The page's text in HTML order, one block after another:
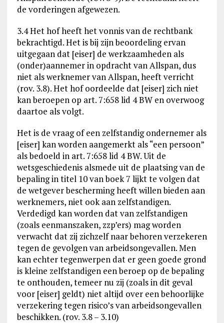
de vorderingen afgewezen.
3.4 Het hof heeft het vonnis van de rechtbank
bekrachtigd. Het is bij zijn beoordeling ervan
uitgegaan dat [eiser] de werkzaamheden als
(onder)aannemer in opdracht van Allspan, dus
niet als werknemer van Allspan, heeft verricht
(rov. 3.8). Het hof oordeelde dat [eiser] zich niet
kan beroepen op art. 7:658 lid 4 BW en overwoog
daartoe als volgt.
Het is de vraag of een zelfstandig ondernemer als
[eiser] kan worden aangemerkt als “een persoon”
als bedoeld in art. 7:658 lid 4 BW. Uit de
wetsgeschiedenis alsmede uit de plaatsing van de
bepaling in titel 10 van boek 7 lijkt te volgen dat
de wetgever bescherming heeft willen bieden aan
werknemers, niet ook aan zelfstandigen.
Verdedigd kan worden dat van zelfstandigen
(zoals eenmanszaken, zzp’ers) mag worden
verwacht dat zij zichzelf naar behoren verzekeren
tegen de gevolgen van arbeidsongevallen. Men
kan echter tegenwerpen dat er geen goede grond
is kleine zelfstandigen een beroep op de bepaling
te onthouden, temeer nu zij (zoals in dit geval
voor [eiser] geldt) niet altijd over een behoorlijke
verzekering tegen risico’s van arbeidsongevallen
beschikken. (rov. 3.8 – 3.10)